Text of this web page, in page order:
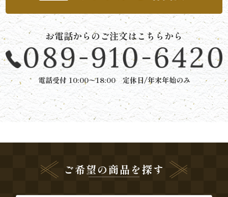
堂・
二
段
弁
お電話からのご注文はこちらから
電話受付 10:00〜18:00 定休日/年末年始のみ
ご希望の商品を探す